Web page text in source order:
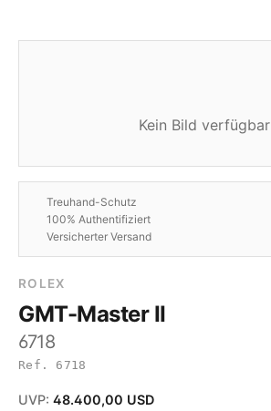
Kein Bild verfügbar
Treuhand-Schutz
100% Authentifiziert
Versicherter Versand
ROLEX
GMT-Master II
6718
Ref. 6718
UVP: 48.400,00 USD